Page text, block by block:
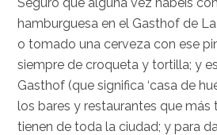
hamburguesa en el Gasthof de La
o tomado una cerveza con ese
siempre de croqueta y tortilla; y
Gasthof (que significa ‘casa de
los bares y restaurantes que más
tienen de toda la ciudad; y para